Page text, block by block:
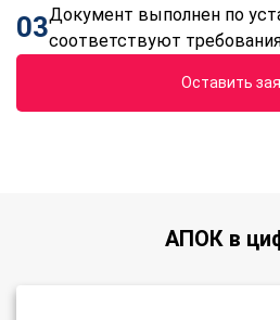
03Документ выполнен по
соответствуют
Оставить
АПОК в